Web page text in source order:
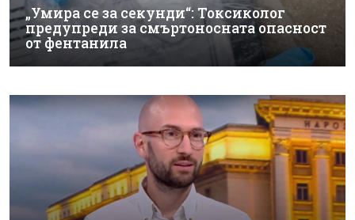
„Умира се за секунди“: Токсиколог
предупреди за смъртоносната опасност
от фентанила